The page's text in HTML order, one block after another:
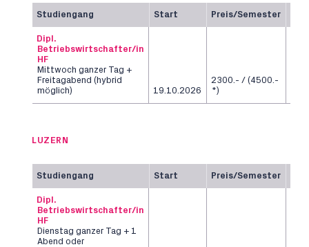
Studiengang Start Preis/Semester
Dipl.
Betriebswirtschafter/in
HF
Mittwoch ganzer Tag +
Freitagabend (hybrid
möglich)
19.10.2026
2300.- / (4500.-
*)
LUZERN
Studiengang Start Preis/Semester
Dipl.
Betriebswirtschafter/in
HF
Dienstag ganzer Tag + 1
Abend oder